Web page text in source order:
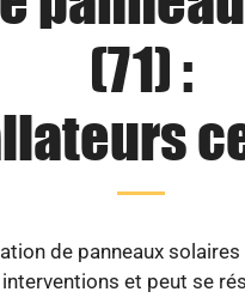
(71) :
de panneaux
et peut se